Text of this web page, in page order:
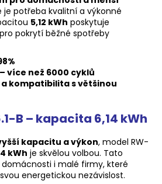
je potřeba kvalitní a výkonné
5,12 kWh poskytuje
pokrytí běžné spotřeby
více než 6000 cyklů
kompatibilita s většinou
B – kapacita 6,14 kWh
kapacitu a výkon, model RW-
kWh je skvělou volbou. Tato
i malé firmy, které
energetickou nezávislost.